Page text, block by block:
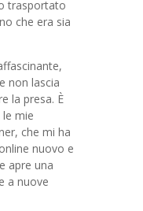
trasportato
che era sia
non lascia
la presa. È
mie
che mi ha
nuovo e
apre una
a nuove